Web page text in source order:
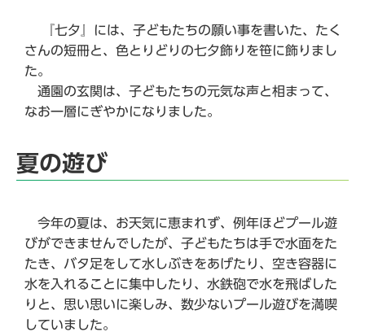
『七夕』には、子どもたちの願い事を書いた、たく
さんの短冊と、色とりどりの七夕飾りを笹に飾りまし
た。
通園の玄関は、子どもたちの元気な声と相まって、
なお一層にぎやかになりました。
夏の遊び
今年の夏は、お天気に恵まれず、例年ほどプール遊
びができませんでしたが、子どもたちは手で水面をた
たき、バタ足をして水しぶきをあげたり、空き容器に
水を入れることに集中したり、水鉄砲で水を飛ばした
りと、思い思いに楽しみ、数少ないプール遊びを満喫
していました。